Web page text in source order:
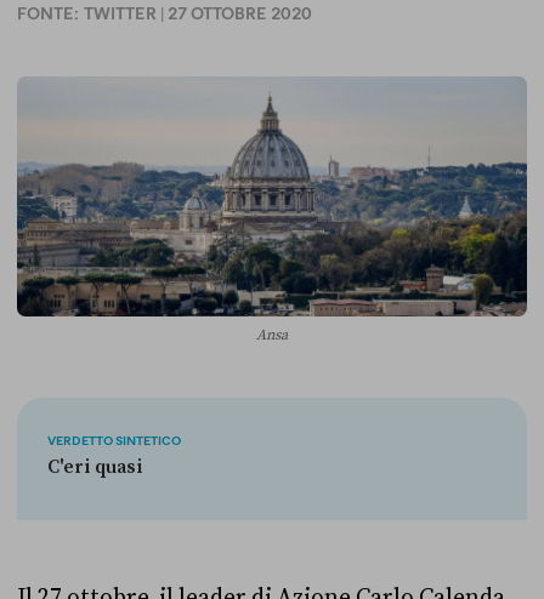
FONTE: TWITTER | 27 OTTOBRE 2020
Ansa
VERDETTO SINTETICO
C'eri quasi